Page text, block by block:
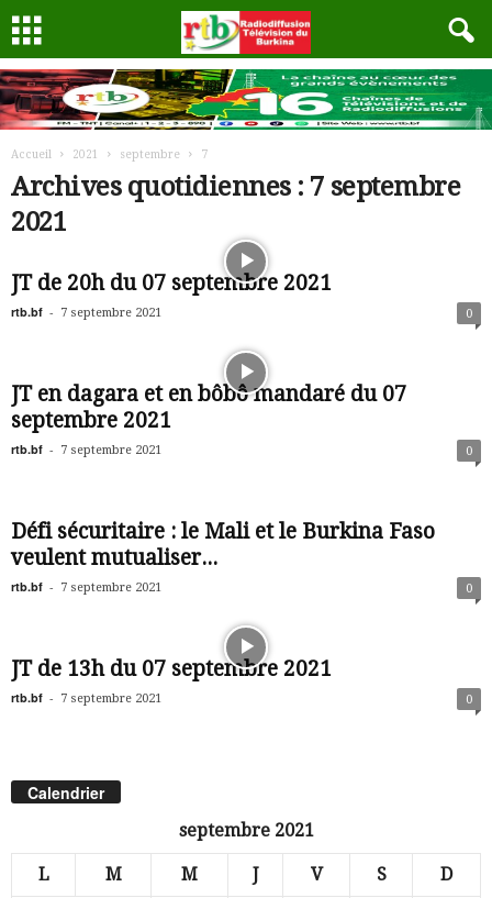
Accueil 2021 septembre 7
Archives quotidiennes : 7 septembre
2021
JT de 20h du 07 septembre 2021
rtb.bf - 7 septembre 2021 0
JT en dagara et en bôbô mandaré du 07
septembre 2021
rtb.bf - 7 septembre 2021 0
Défi sécuritaire : le Mali et le Burkina Faso
veulent mutualiser...
rtb.bf - 7 septembre 2021 0
JT de 13h du 07 septembre 2021
rtb.bf - 7 septembre 2021 0
Calendrier
septembre 2021
L M M J V S D